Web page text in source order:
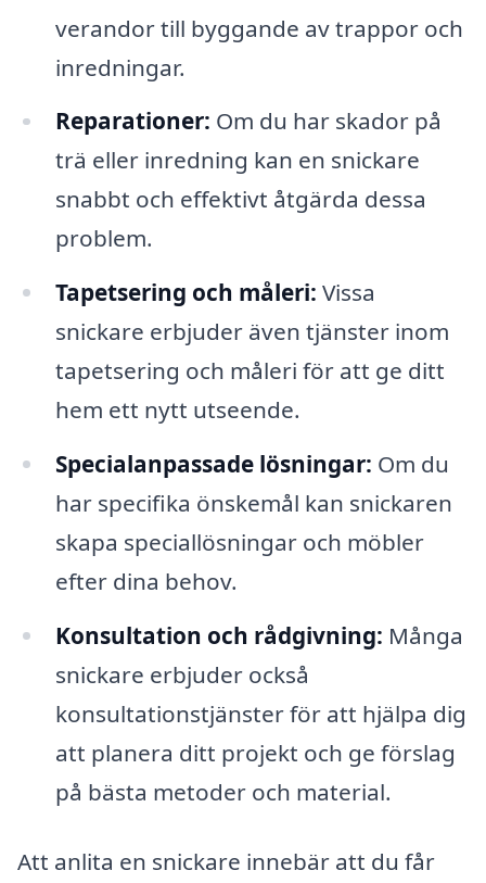
verandor till byggande av trappor och
inredningar.
Reparationer: Om du har skador på
trä eller inredning kan en snickare
snabbt och effektivt åtgärda dessa
problem.
Tapetsering och måleri: Vissa
snickare erbjuder även tjänster inom
tapetsering och måleri för att ge ditt
hem ett nytt utseende.
Specialanpassade lösningar: Om du
har specifika önskemål kan snickaren
skapa speciallösningar och möbler
efter dina behov.
Konsultation och rådgivning: Många
snickare erbjuder också
konsultationstjänster för att hjälpa dig
att planera ditt projekt och ge förslag
på bästa metoder och material.
Att anlita en snickare innebär att du får